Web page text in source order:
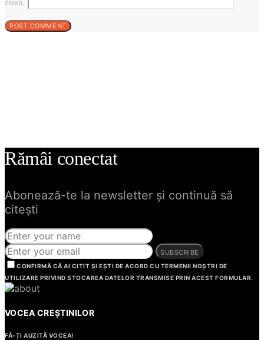
EMAIL
Rămâi conectat
Abonează-te la newsletter și continuă să
citești
SUBSCRIBE
CONFIRMĂ CĂ AI CITIT ȘI EȘTI DE ACORD CU TERMENII NOȘTRI DE
UTILIZARE PRIVIND STOCAREA DATELOR TRANSMISE PRIN ACEST FORMULAR.
VOCEA CREȘTINILOR
FĂ-ȚI AUZITĂ VOCEA!